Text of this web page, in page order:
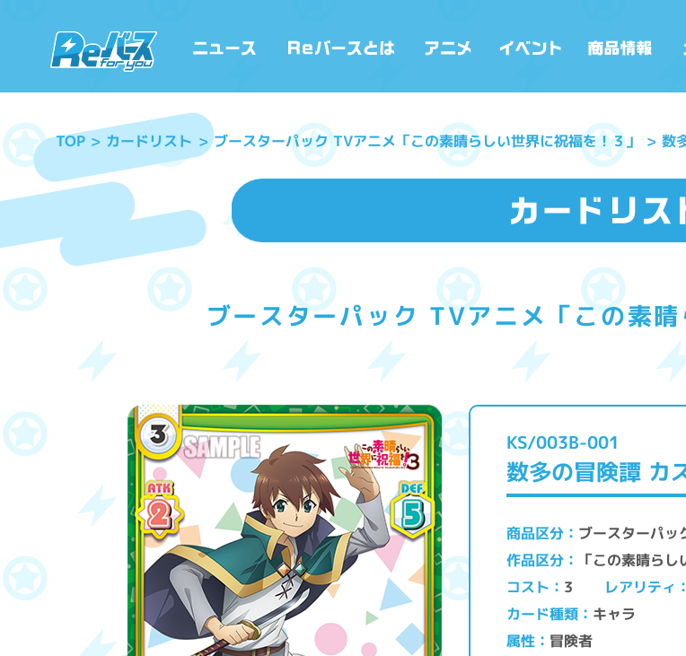
TOP カードリスト ブースターパック TVアニメ「この素晴らしい世界に祝福を！３」 数
ブースターパック TVアニメ「この素
KS/003B-001
数多の冒険譚 カ
商品区分 ブースターパッ
作品区分 「この素晴ら
コスト 3 レアリティ
カード種類 キャラ
属性 冒険者